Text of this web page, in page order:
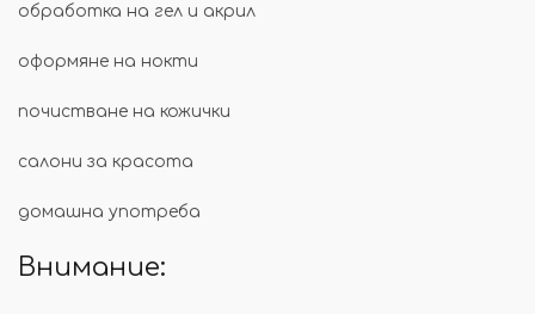
обработка на гел и акрил
оформяне на нокти
почистване на кожички
салони за красота
домашна употреба
Внимание: